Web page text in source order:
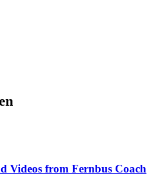
Videos from Fernbus Coach